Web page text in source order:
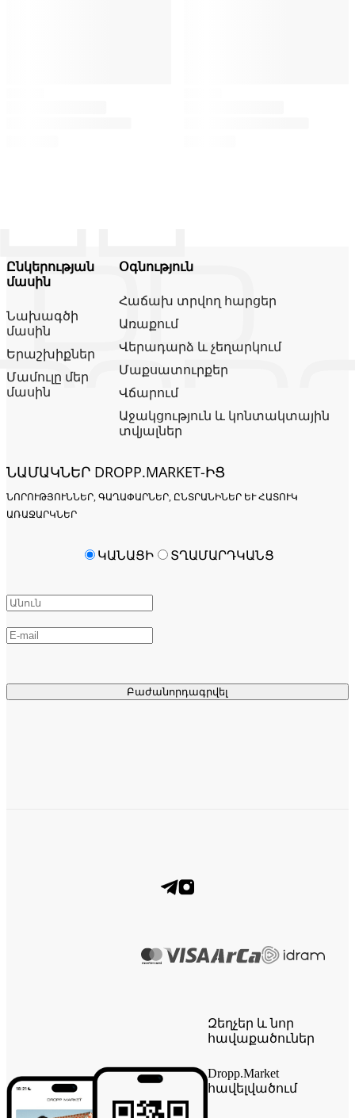
Ընկերության
մասին
Նախագծի
մասին
Երաշխիքներ
Մամուլը մեր
մասին
Օգնություն
Հաճախ տրվող հարցեր
Առաքում
Վերադարձ և չեղարկում
Մաքսատուրքեր
Վճարում
Աջակցություն և կոնտակտային
տվյալներ
ՆԱՄԱԿՆԵՐ DROPP.MARKET-ԻՑ
ՆՈՐՈՒԹՅՈՒՆՆԵՐ, ԳԱՂԱՓԱՐՆԵՐ, ԸՆՏՐԱՆԻՆԵՐ ԵՒ ՀԱՏՈՒԿ Ա
ՌԱՋԱՐԿՆԵՐ
Բաժանորդագրվել
ԿԱՆԱՑԻ ՏՂԱՄԱՐԴԿԱՆՑ
Զեղչեր և նոր
հավաքածուներ
Dropp.Market
հավելվածում